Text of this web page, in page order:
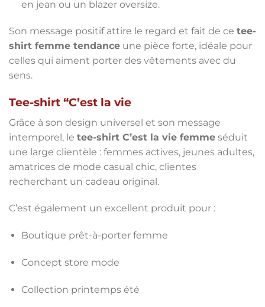
en jean ou un blazer oversize.
Son message positif attire le regard et fait de ce tee-
shirt femme tendance une pièce forte, idéale pour
celles qui aiment porter des vêtements avec du
sens.
Tee-shirt “C’est la vie
Grâce à son design universel et son message
intemporel, le tee-shirt C’est la vie femme séduit
une large clientèle : femmes actives, jeunes adultes,
amatrices de mode casual chic, clientes
recherchant un cadeau original.
C’est également un excellent produit pour :
Boutique prêt-à-porter femme
Concept store mode
Collection printemps été